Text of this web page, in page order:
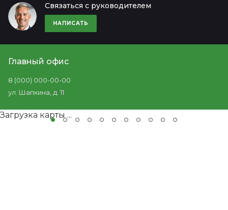
Связаться с руководителем
НАПИСАТЬ
Главный офис
8 (000) 000-00-00
ул. Шапкина, д. 11
Загрузка карты ...